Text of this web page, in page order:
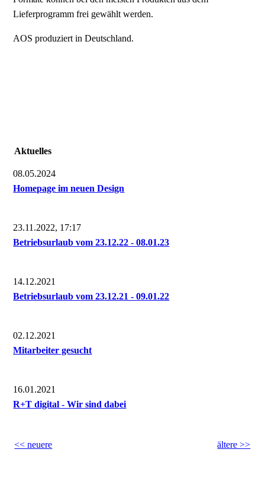
Lieferprogramm frei gewählt werden.
AOS produziert in Deutschland.
Aktuelles
08.05.2024
Homepage im neuen Design
23.11.2022, 17:17
Betriebsurlaub vom 23.12.22 - 08.01.23
14.12.2021
Betriebsurlaub vom 23.12.21 - 09.01.22
02.12.2021
Mitarbeiter gesucht
16.01.2021
R+T digital - Wir sind dabei
<< neuere ältere >>